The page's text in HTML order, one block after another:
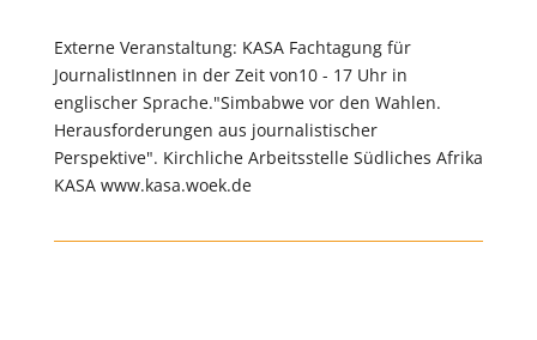
Externe Veranstaltung: KASA Fachtagung für
JournalistInnen in der Zeit von10 - 17 Uhr in
englischer Sprache."Simbabwe vor den Wahlen.
Herausforderungen aus journalistischer
Perspektive". Kirchliche Arbeitsstelle Südliches Afrika
KASA www.kasa.woek.de